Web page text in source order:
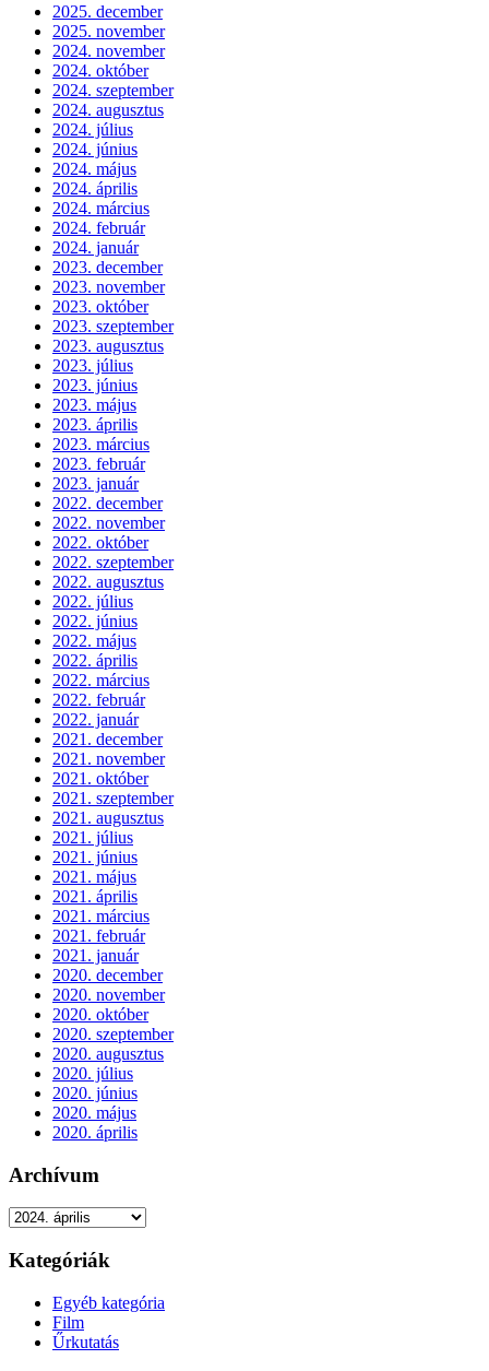
2025. december
2025. november
2024. november
2024. október
2024. szeptember
2024. augusztus
2024. július
2024. június
2024. május
2024. április
2024. március
2024. február
2024. január
2023. december
2023. november
2023. október
2023. szeptember
2023. augusztus
2023. július
2023. június
2023. május
2023. április
2023. március
2023. február
2023. január
2022. december
2022. november
2022. október
2022. szeptember
2022. augusztus
2022. július
2022. június
2022. május
2022. április
2022. március
2022. február
2022. január
2021. december
2021. november
2021. október
2021. szeptember
2021. augusztus
2021. július
2021. június
2021. május
2021. április
2021. március
2021. február
2021. január
2020. december
2020. november
2020. október
2020. szeptember
2020. augusztus
2020. július
2020. június
2020. május
2020. április
Archívum
Archívum
Kategóriák
Egyéb kategória
Film
Űrkutatás